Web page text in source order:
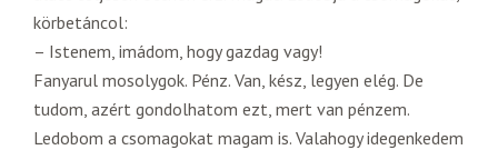
körbetáncol:
– Istenem, imádom, hogy gazdag vagy!
Fanyarul mosolygok. Pénz. Van, kész, legyen elég. De
tudom, azért gondolhatom ezt, mert van pénzem.
Ledobom a csomagokat magam is. Valahogy idegenkedem